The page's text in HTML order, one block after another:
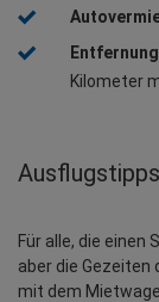
Kilometer
Für alle, die einen
aber die Gezeiten
mit dem